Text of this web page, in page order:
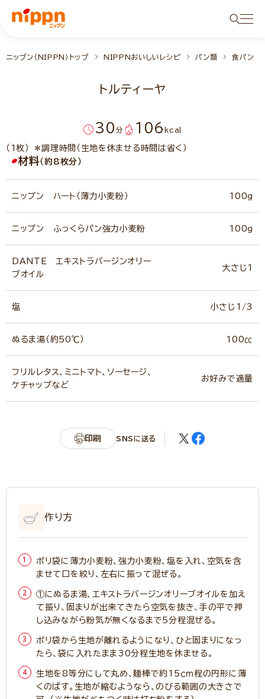
ニップン（NIPPN）トップ NIPPNおいしいレシピ パン類 食パン
トルティーヤ
30 分 106kcal
（1枚） ＊調理時間（生地を休ませる時間は省く）
材料（約8枚分）
ニップン ハート（薄力小麦粉） 100g
ニップン ふっくらパン強力小麦粉 100g
DANTE エキストラバージンオリー
ブオイル
大さじ1
塩 小さじ1/3
ぬるま湯（約50℃） 100㏄
フリルレタス、ミニトマト、ソーセージ、
ケチャップなど
お好みで適量
印刷 SNSに送る
作り方
ポリ袋に薄力小麦粉、強力小麦粉、塩を入れ、空気を含
ませて口を絞り、左右に振って混ぜる。
①にぬるま湯、エキストラバージンオリーブオイルを加え
て振り、固まりが出来てきたら空気を抜き、手の平で押
し込みながら粉気が無くなるまで5分程混ぜる。
ポリ袋から生地が離れるようになり、ひと固まりになっ
たら、袋に入れたまま30分程生地を休ませる。
生地を8等分にして丸め、麺棒で約15ｃｍ程の円形に薄
くのばす。生地が縮むようなら、のびる範囲の大きさで